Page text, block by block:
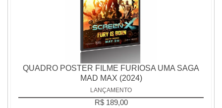
QUADRO POSTER FILME FURIOSA UMA SAGA
MAD MAX (2024)
LANÇAMENTO
R$ 189,00